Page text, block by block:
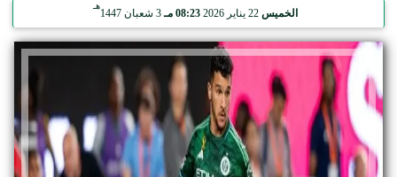
الخميس 22 يناير 2026 08:23 مـ 3 شعبان 1447
هـ